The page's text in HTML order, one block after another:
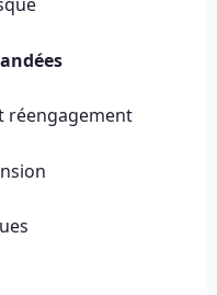
réengagement